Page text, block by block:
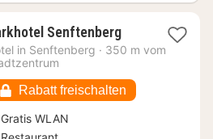
Senftenberg1
Nacht
€
in Senftenberg · 350 m vom
Rabatt freischalten
Gratis WLAN